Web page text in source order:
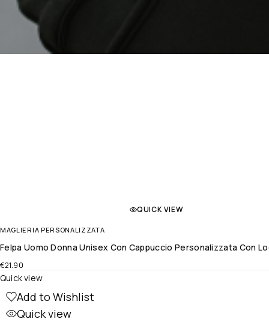
QUICK VIEW
MAGLIERIA PERSONALIZZATA
Felpa Uomo Donna Unisex Con Cappuccio Personalizzata Con
€21.90
Add to Wishlist
Quick view
Quick view